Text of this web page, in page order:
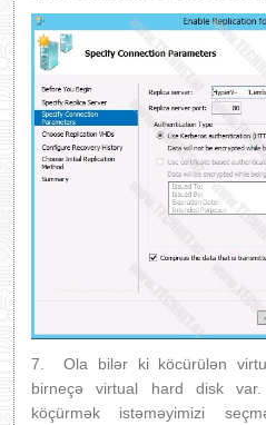
7. Ola bilər ki köcürülən
birneçə virtual hard disk
köçürmək istəməyimizi